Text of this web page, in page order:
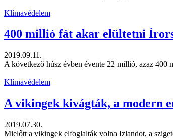
Klímavédelem
400 millió fát akar elültetni
2019.09.11.
A következő húsz évben évente 22 millió, azaz
Klímavédelem
A vikingek kivágták, a modern
2019.07.30.
Mielőtt a vikingek elfoglalták volna Izlandot, a